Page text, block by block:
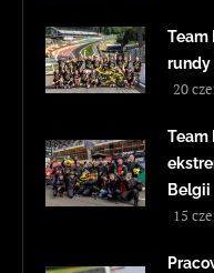
Team
rundy
20
Team
Belgii
15